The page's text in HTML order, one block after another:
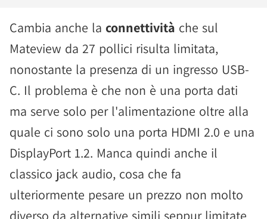
Cambia anche la connettività che sul
Mateview da 27 pollici risulta limitata,
nonostante la presenza di un ingresso USB-
C. Il problema è che non è una porta dati
ma serve solo per l'alimentazione oltre alla
quale ci sono solo una porta HDMI 2.0 e una
DisplayPort 1.2. Manca quindi anche il
classico jack audio, cosa che fa
ulteriormente pesare un prezzo non molto
diverso da alternative simili seppur limitate